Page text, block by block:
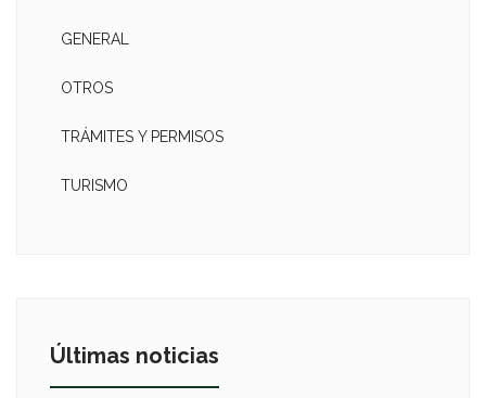
GENERAL
OTROS
TRÁMITES Y PERMISOS
TURISMO
Últimas noticias